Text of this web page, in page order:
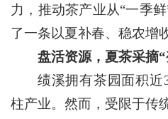
力，推动茶产业从“一季
了一条以夏补春、稳农增
盘活资源，夏茶采摘
绩溪拥有茶园面积近
柱产业。然而，受限于传